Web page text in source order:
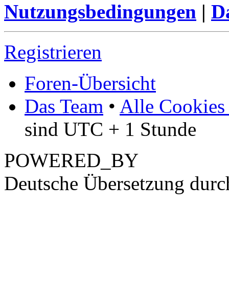
Nutzungsbedingungen |
Registrieren
Foren-Übersicht
Das Team • Alle Cookies
sind UTC + 1 Stunde
POWERED_BY
Deutsche Übersetzung